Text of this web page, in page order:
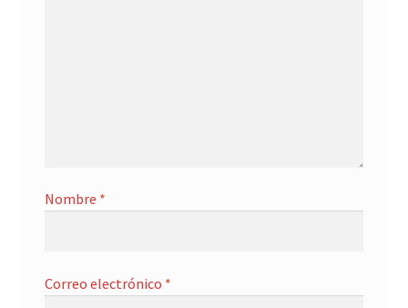
Nombre *
Correo electrónico *